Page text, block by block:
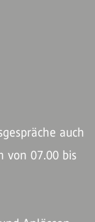
auch
von 07.00 bis